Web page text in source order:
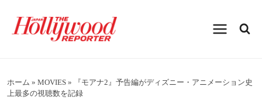
プホーム » MOVIES »
『モアナ2』予告編がディズニー・アニメーション史
上最多の視聴数を記録